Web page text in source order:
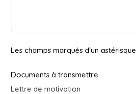
Les champs marqués d'un astérisque
Documents à transmettre
Lettre de motivation